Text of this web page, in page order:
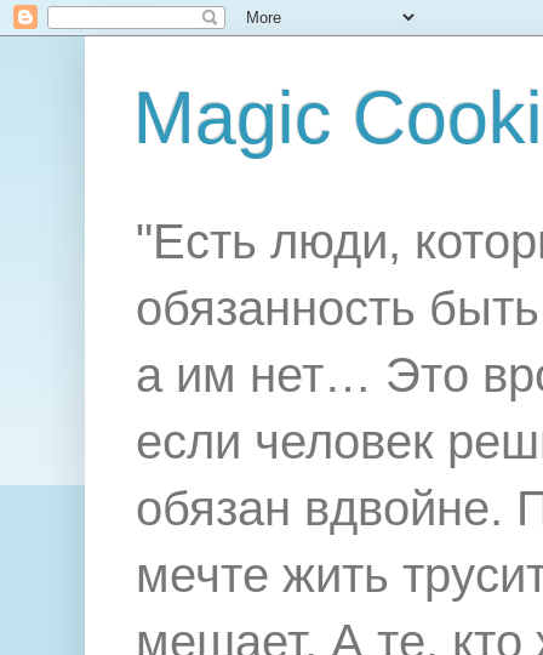
Magic
"Есть люди,
обязанность
а им нет… Это
если человек
обязан вдвойне.
мечте жить
мешает. А те,